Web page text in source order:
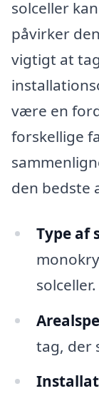
solceller
påvirker
vigtigt at
være en
forskellige
den bedste
Type af
solceller.
tag, der